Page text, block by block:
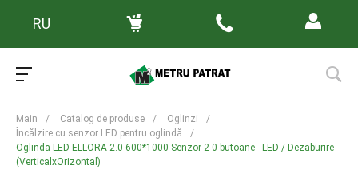
RU
Main / Catalog de produse / Oglinzi
/
Încălzire cu senzor LED pentru oglindă
/
Oglinda LED ELLORA 2.0 600*1000 Senzor 2 0 butoane - LED / Dezaburire
(VerticalxOrizontal)